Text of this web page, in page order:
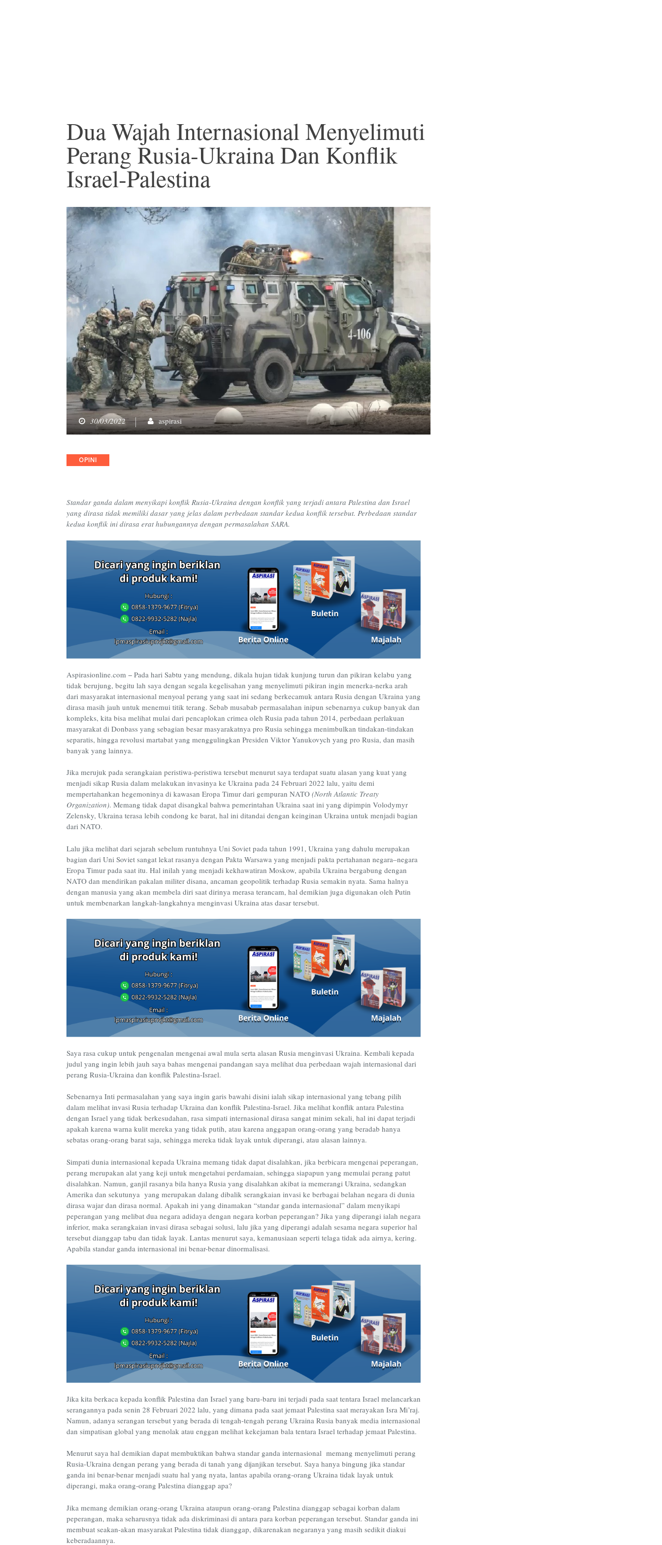
Dua Wajah Internasional Menyelimuti
Perang Rusia-Ukraina Dan Konflik
Israel-Palestina
30/03/2022 aspirasi
Categories
OPINI
Standar ganda dalam menyikapi konflik Rusia-Ukraina dengan konflik yang terjadi antara Palestina dan Israel
yang dirasa tidak memiliki dasar yang jelas dalam perbedaan standar kedua konflik tersebut. Perbedaan standar
kedua konflik ini dirasa erat hubungannya dengan permasalahan SARA.
Aspirasionline.com − Pada hari Sabtu yang mendung, dikala hujan tidak kunjung turun dan pikiran kelabu yang
tidak berujung, begitu lah saya dengan segala kegelisahan yang menyelimuti pikiran ingin menerka-nerka arah
dari masyarakat internasional menyoal perang yang saat ini sedang berkecamuk antara Rusia dengan Ukraina yang
dirasa masih jauh untuk menemui titik terang. Sebab musabab permasalahan inipun sebenarnya cukup banyak dan
kompleks, kita bisa melihat mulai dari pencaplokan crimea oleh Rusia pada tahun 2014, perbedaan perlakuan
masyarakat di Donbass yang sebagian besar masyarakatnya pro Rusia sehingga menimbulkan tindakan-tindakan
separatis, hingga revolusi martabat yang menggulingkan Presiden Viktor Yanukovych yang pro Rusia, dan masih
banyak yang lainnya.
Jika merujuk pada serangkaian peristiwa-peristiwa tersebut menurut saya terdapat suatu alasan yang kuat yang
menjadi sikap Rusia dalam melakukan invasinya ke Ukraina pada 24 Februari 2022 lalu, yaitu demi
mempertahankan hegemoninya di kawasan Eropa Timur dari gempuran NATO (North Atlantic Treaty
Organization). Memang tidak dapat disangkal bahwa pemerintahan Ukraina saat ini yang dipimpin Volodymyr
Zelensky, Ukraina terasa lebih condong ke barat, hal ini ditandai dengan keinginan Ukraina untuk menjadi bagian
dari NATO.
Lalu jika melihat dari sejarah sebelum runtuhnya Uni Soviet pada tahun 1991, Ukraina yang dahulu merupakan
bagian dari Uni Soviet sangat lekat rasanya dengan Pakta Warsawa yang menjadi pakta pertahanan negara–negara
Eropa Timur pada saat itu. Hal inilah yang menjadi kekhawatiran Moskow, apabila Ukraina bergabung dengan
NATO dan mendirikan pakalan militer disana, ancaman geopolitik terhadap Rusia semakin nyata. Sama halnya
dengan manusia yang akan membela diri saat dirinya merasa terancam, hal demikian juga digunakan oleh Putin
untuk membenarkan langkah-langkahnya menginvasi Ukraina atas dasar tersebut.
Saya rasa cukup untuk pengenalan mengenai awal mula serta alasan Rusia menginvasi Ukraina. Kembali kepada
judul yang ingin lebih jauh saya bahas mengenai pandangan saya melihat dua perbedaan wajah internasional dari
perang Rusia-Ukraina dan konflik Palestina-Israel.
Sebenarnya Inti permasalahan yang saya ingin garis bawahi disini ialah sikap internasional yang tebang pilih
dalam melihat invasi Rusia terhadap Ukraina dan konflik Palestina-Israel. Jika melihat konflik antara Palestina
dengan Israel yang tidak berkesudahan, rasa simpati internasional dirasa sangat minim sekali, hal ini dapat terjadi
apakah karena warna kulit mereka yang tidak putih, atau karena anggapan orang-orang yang beradab hanya
sebatas orang-orang barat saja, sehingga mereka tidak layak untuk diperangi, atau alasan lainnya.
Simpati dunia internasional kepada Ukraina memang tidak dapat disalahkan, jika berbicara mengenai peperangan,
perang merupakan alat yang keji untuk mengetahui perdamaian, sehingga siapapun yang memulai perang patut
disalahkan. Namun, ganjil rasanya bila hanya Rusia yang disalahkan akibat ia memerangi Ukraina, sedangkan
Amerika dan sekutunya yang merupakan dalang dibalik serangkaian invasi ke berbagai belahan negara di dunia
dirasa wajar dan dirasa normal. Apakah ini yang dinamakan “standar ganda internasional” dalam menyikapi
peperangan yang melibat dua negara adidaya dengan negara korban peperangan? Jika yang diperangi ialah negara
inferior, maka serangkaian invasi dirasa sebagai solusi, lalu jika yang diperangi adalah sesama negara superior hal
tersebut dianggap tabu dan tidak layak. Lantas menurut saya, kemanusiaan seperti telaga tidak ada airnya, kering.
Apabila standar ganda internasional ini benar-benar dinormalisasi.
Jika kita berkaca kepada konflik Palestina dan Israel yang baru-baru ini terjadi pada saat tentara Israel melancarkan
serangannya pada senin 28 Februari 2022 lalu, yang dimana pada saat jemaat Palestina saat merayakan Isra Mi’raj.
Namun, adanya serangan tersebut yang berada di tengah-tengah perang Ukraina Rusia banyak media internasional
dan simpatisan global yang menolak atau enggan melihat kekejaman bala tentara Israel terhadap jemaat Palestina.
Menurut saya hal demikian dapat membuktikan bahwa standar ganda internasional memang menyelimuti perang
Rusia-Ukraina dengan perang yang berada di tanah yang dijanjikan tersebut. Saya hanya bingung jika standar
ganda ini benar-benar menjadi suatu hal yang nyata, lantas apabila orang-orang Ukraina tidak layak untuk
diperangi, maka orang-orang Palestina dianggap apa?
Jika memang demikian orang-orang Ukraina ataupun orang-orang Palestina dianggap sebagai korban dalam
peperangan, maka seharusnya tidak ada diskriminasi di antara para korban peperangan tersebut. Standar ganda ini
membuat seakan-akan masyarakat Palestina tidak dianggap, dikarenakan negaranya yang masih sedikit diakui
keberadaannya.